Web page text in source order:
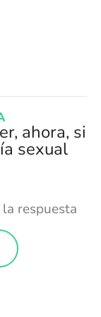
ahora, si
sexual
respuesta